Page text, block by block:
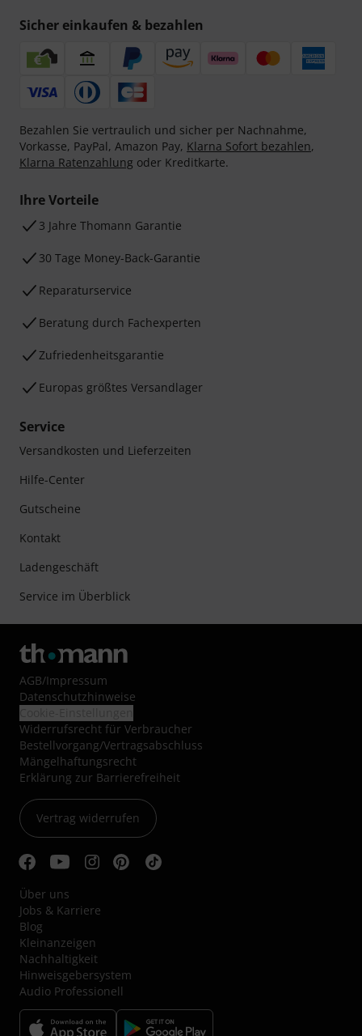
Sicher einkaufen & bezahlen
Bezahlen Sie vertraulich und sicher per Nachnahme,
Vorkasse, PayPal, Amazon Pay, Klarna Sofort bezahlen,
Klarna Ratenzahlung oder Kreditkarte.
Ihre Vorteile
3 Jahre Thomann Garantie
30 Tage Money-Back-Garantie
Reparaturservice
Beratung durch Fachexperten
Zufriedenheitsgarantie
Europas größtes Versandlager
Service
Versandkosten und Lieferzeiten
Hilfe-Center
Gutscheine
Kontakt
Ladengeschäft
Service im Überblick
AGB/Impressum
Datenschutzhinweise
Widerrufsrecht für Verbraucher
Bestellvorgang/Vertragsabschluss
Mängelhaftungsrecht
Erklärung zur Barrierefreiheit
Vertrag widerrufen
Über uns
Jobs & Karriere
Blog
Kleinanzeigen
Nachhaltigkeit
Hinweisgebersystem
Audio Professionell